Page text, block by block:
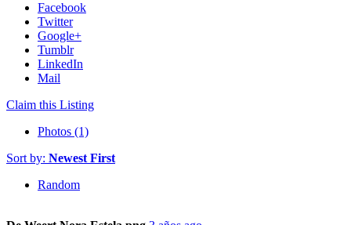
Facebook
Twitter
Google+
Tumblr
LinkedIn
Mail
Claim this Listing
Photos (1)
Sort by: Newest First
Random